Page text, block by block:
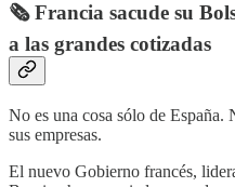
🗞️ Francia sacude su
a las grandes cotizadas
No es una cosa sólo de España.
sus empresas.
El nuevo Gobierno francés,